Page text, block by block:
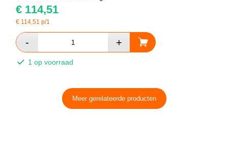
€ 114,51
€ 114,51 p/1
1 op voorraad
Meer gerelateerde producten